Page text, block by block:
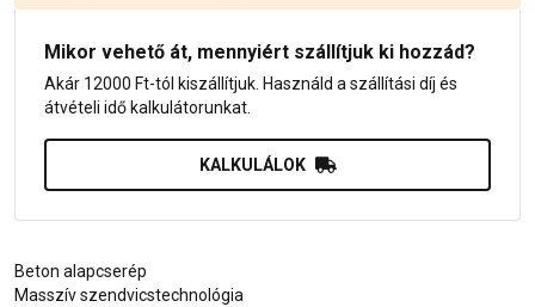
Mikor vehető át, mennyiért szállítjuk ki hozzád?
Akár 12000 Ft-tól kiszállítjuk. Használd a szállítási díj és
átvételi idő kalkulátorunkat.
KALKULÁLOK
Beton alapcserép
Masszív szendvicstechnológia